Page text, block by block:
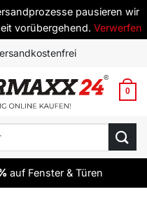
pausieren wir
vorübergehend. Verwerfen
0
auf Fenster & Türen